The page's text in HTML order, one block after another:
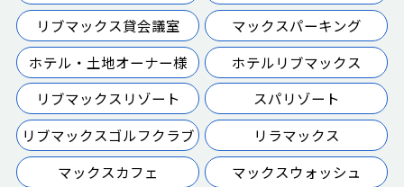
リブマックス貸会議室
マックスパーキング
ホテル・土地オーナー様
ホテルリブマックス
リブマックスリゾート
スパリゾート
リブマックスゴルフクラブ
リラマックス
マックスカフェ
マックスウォッシュ